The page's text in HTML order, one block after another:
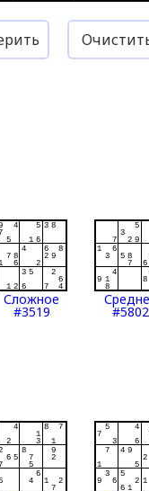
Сложное
#3519 #5802